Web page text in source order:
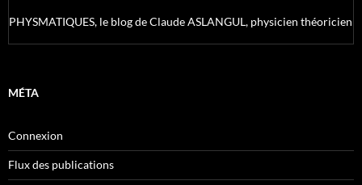
PHYSMATIQUES, le blog de Claude ASLANGUL, physicien théoricien
MÉTA
Connexion
Flux des publications